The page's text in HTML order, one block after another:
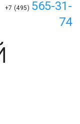
+7 (495) 565-31-
74